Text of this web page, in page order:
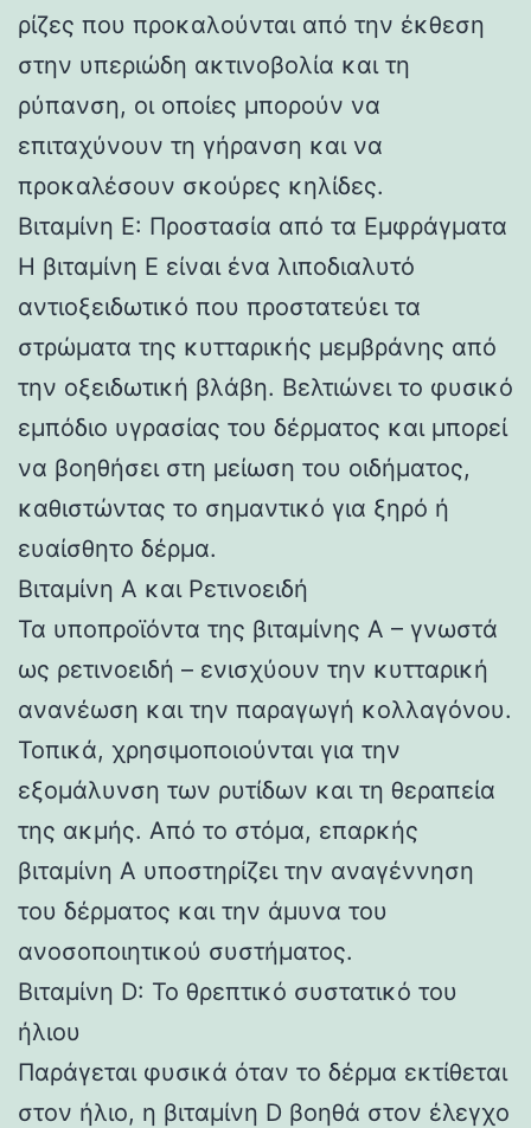
ρίζες που προκαλούνται από την έκθεση
στην υπεριώδη ακτινοβολία και τη
ρύπανση, οι οποίες μπορούν να
επιταχύνουν τη γήρανση και να
προκαλέσουν σκούρες κηλίδες.
Βιταμίνη E: Προστασία από τα Εμφράγματα
Η βιταμίνη E είναι ένα λιποδιαλυτό
αντιοξειδωτικό που προστατεύει τα
στρώματα της κυτταρικής μεμβράνης από
την οξειδωτική βλάβη. Βελτιώνει το φυσικό
εμπόδιο υγρασίας του δέρματος και μπορεί
να βοηθήσει στη μείωση του οιδήματος,
καθιστώντας το σημαντικό για ξηρό ή
ευαίσθητο δέρμα.
Βιταμίνη Α και Ρετινοειδή
Τα υποπροϊόντα της βιταμίνης Α – γνωστά
ως ρετινοειδή – ενισχύουν την κυτταρική
ανανέωση και την παραγωγή κολλαγόνου.
Τοπικά, χρησιμοποιούνται για την
εξομάλυνση των ρυτίδων και τη θεραπεία
της ακμής. Από το στόμα, επαρκής
βιταμίνη Α υποστηρίζει την αναγέννηση
του δέρματος και την άμυνα του
ανοσοποιητικού συστήματος.
Βιταμίνη D: Το θρεπτικό συστατικό του
ήλιου
Παράγεται φυσικά όταν το δέρμα εκτίθεται
στον ήλιο, η βιταμίνη D βοηθά στον έλεγχο